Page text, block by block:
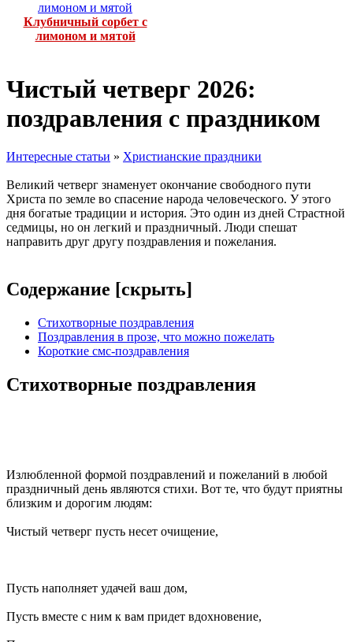
Клубничный сорбет с
лимоном и мятой
Чистый четверг 2026:
поздравления с праздником
Интересные статьи » Христианские праздники
Великий четверг знаменует окончание свободного пути
Христа по земле во спасение народа человеческого. У этого
дня богатые традиции и история. Это один из дней Страстной
седмицы, но он легкий и праздничный. Люди спешат
направить друг другу поздравления и пожелания.
Содержание [скрыть]
Стихотворные поздравления
Поздравления в прозе, что можно пожелать
Короткие смс-поздравления
Стихотворные поздравления
Излюбленной формой поздравлений и пожеланий в любой
праздничный день являются стихи. Вот те, что будут приятны
близким и дорогим людям:
Чистый четверг пусть несет очищение,
Пусть наполняет удачей ваш дом,
Пусть вместе с ним к вам придет вдохновение,